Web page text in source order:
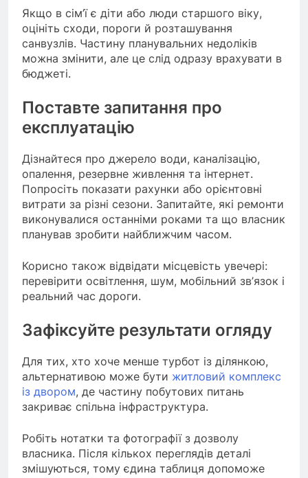
Якщо в сім’ї є діти або люди старшого віку,
оцініть сходи, пороги й розташування
санвузлів. Частину планувальних недоліків
можна змінити, але це слід одразу врахувати в
бюджеті.
Поставте запитання про
експлуатацію
Дізнайтеся про джерело води, каналізацію,
опалення, резервне живлення та інтернет.
Попросіть показати рахунки або орієнтовні
витрати за різні сезони. Запитайте, які ремонти
виконувалися останніми роками та що власник
планував зробити найближчим часом.
Корисно також відвідати місцевість увечері:
перевірити освітлення, шум, мобільний зв’язок і
реальний час дороги.
Зафіксуйте результати огляду
Для тих, хто хоче менше турбот із ділянкою,
альтернативою може бути житловий комплекс
із двором, де частину побутових питань
закриває спільна інфраструктура.
Робіть нотатки та фотографії з дозволу
власника. Після кількох переглядів деталі
змішуються, тому єдина таблиця допоможе